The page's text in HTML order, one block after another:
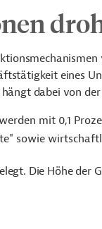
eines
dabei von
mit 0,1
sowie
Die Höhe der